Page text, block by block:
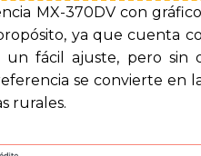
MX-370DV con
ya que cuenta
fácil ajuste, pero sin
se convierte en
rurales.